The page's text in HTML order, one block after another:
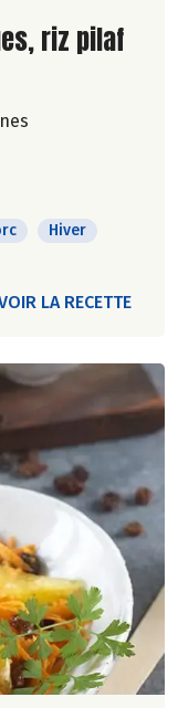
riz pilaf
Hiver
LA RECETTE